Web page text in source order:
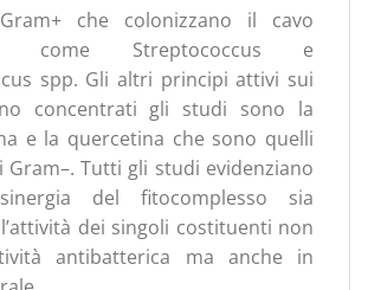
che colonizzano il cavo
come Streptococcus e
spp. Gli altri principi attivi sui
concentrati gli studi sono la
e la quercetina che sono quelli
Tutti gli studi evidenziano
del fitocomplesso sia
dei singoli costituenti non
antibatterica ma anche in